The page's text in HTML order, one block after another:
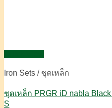
Iron Sets / ชุดเหล็ก
ชุดเหล็ก PRGR iD nabla
S